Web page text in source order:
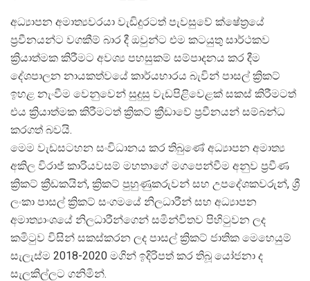
අධ්‍යාපන අමාත්‍යවරයා වැඩිදුරටත් පැවසුවේ ක්ෂේත්‍රයේ
ප්‍රවීනයන්ට වගකීම් බාර දී ඔවුන්ට එම කටයුතු සාර්ථකව
ක්‍රියාත්මක කිරීමට අවශ්‍ය පහසුකම් සම්පාදනය කර දීම
දේශපාලන නායකත්වයේ කාර්යභාරය බැවින් පාසල් ක්‍රිකට්
ඉහළ නැංවීම වෙනුවෙන් සුදුසු වැඩපිළිවෙළක් සකස් කිරීමටත්
එය ක්‍රියාත්මක කිරීමටත් ක්‍රිකට් ක්‍රීඩාවේ ප්‍රවීනයන් සම්බන්ධ
කරගත් බවයි.
මෙම වැඩසටහන සංවිධානය කර තිබුණේ අධ්‍යාපන අමාත්‍ය
අකිල විරාජ් කාරියවසම් මහතාගේ මගපෙන්වීම අනුව ප්‍රවීණ
ක්‍රිකට් ක්‍රීඩකයින්, ක්‍රිකට් පුහුණුකරුවන් සහ උපදේශකවරුන්, ශ්‍රී
ලංකා පාසල් ක්‍රිකට් සංගමයේ නිලධාරීන් සහ අධ්‍යාපන
අමාත්‍යාංශයේ නිලධාරීන්ගෙන් සමින්විතව පිහිටුවන ලද
කමිටුව විසින් සකස්කරන ලද පාසල් ක්‍රිකට් ජාතික මෙහෙයුම්
සැලැස්ම 2018-2020 මගින් ඉදිරිපත් කර තිබූ යෝජනා ද
සැලකිල්ලට ගනිමින්.